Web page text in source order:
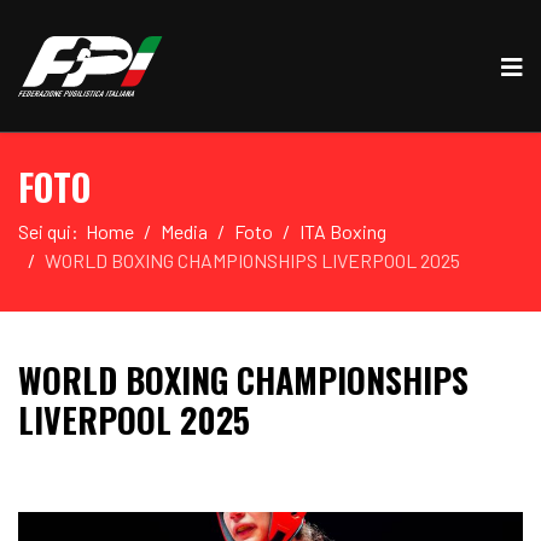
FOTO
Sei qui: Home Media Foto
ITA Boxing
WORLD BOXING CHAMPIONSHIPS LIVERPOOL 2025
WORLD BOXING CHAMPIONSHIPS
LIVERPOOL 2025